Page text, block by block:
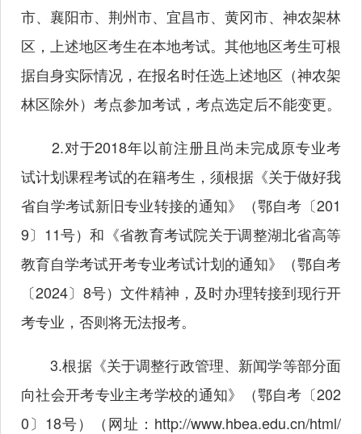
市、襄阳市、荆州市、宜昌市、黄冈市、神农架林
区，上述地区考生在本地考试。其他地区考生可根
据自身实际情况，在报名时任选上述地区（神农架
林区除外）考点参加考试，考点选定后不能变更。
2.对于2018年以前注册且尚未完成原专业考
试计划课程考试的在籍考生，须根据《关于做好我
省自学考试新旧专业转接的通知》（鄂自考〔201
9〕11号）和《省教育考试院关于调整湖北省高等
教育自学考试开考专业考试计划的通知》（鄂自考
〔2024〕8号）文件精神，及时办理转接到现行开
考专业，否则将无法报考。
3.根据《关于调整行政管理、新闻学等部分面
向社会开考专业主考学校的通知》（鄂自考〔202
0〕18号）（网址： http://www.hbea.edu.cn/html/